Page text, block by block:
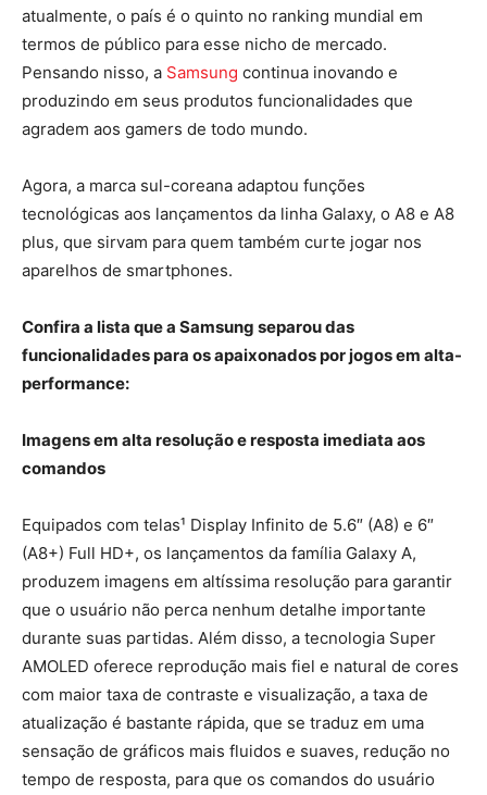
atualmente, o país é o quinto no ranking mundial em
termos de público para esse nicho de mercado.
Pensando nisso, a Samsung continua inovando e
produzindo em seus produtos funcionalidades que
agradem aos gamers de todo mundo.
Agora, a marca sul-coreana adaptou funções
tecnológicas aos lançamentos da linha Galaxy, o A8 e A8
plus, que sirvam para quem também curte jogar nos
aparelhos de smartphones.
Confira a lista que a Samsung separou das
funcionalidades para os apaixonados por jogos em alta-
performance:
Imagens em alta resolução e resposta imediata aos
comandos
Equipados com telas¹ Display Infinito de 5.6″ (A8) e 6″
(A8+) Full HD+, os lançamentos da família Galaxy A,
produzem imagens em altíssima resolução para garantir
que o usuário não perca nenhum detalhe importante
durante suas partidas. Além disso, a tecnologia Super
AMOLED oferece reprodução mais fiel e natural de cores
com maior taxa de contraste e visualização, a taxa de
atualização é bastante rápida, que se traduz em uma
sensação de gráficos mais fluidos e suaves, redução no
tempo de resposta, para que os comandos do usuário